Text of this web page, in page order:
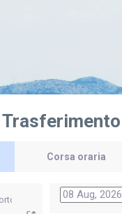
Trasferimento
Corsa oraria